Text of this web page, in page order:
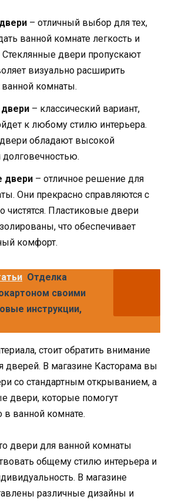
– отличный выбор для тех,
ванной комнате легкость и
Стеклянные двери пропускают
визуально расширить
ванной комнаты.
– классический вариант,
к любому стилю интерьера.
обладают высокой
двери – отличное решение для
Они прекрасно справляются с
чистятся. Пластиковые двери
что обеспечивает
комфорт.
Отделка
своими
инструкции,
стоит обратить внимание
дверей. В магазине Касторама вы
со стандартным открыванием, а
двери, которые помогут
в ванной комнате.
двери для ванной комнаты
общему стилю интерьера и
В магазине
различные дизайны и